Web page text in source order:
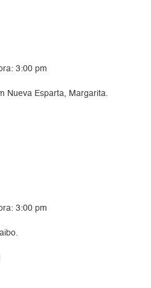
3:00 pm
Nueva Esparta, Margarita.
3:00 pm